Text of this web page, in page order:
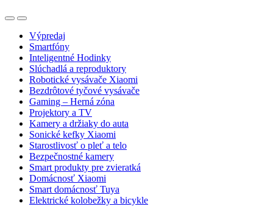
OpenClose
Výpredaj
Smartfóny
Inteligentné Hodinky
Slúchadlá a reproduktory
Robotické vysávače Xiaomi
Bezdrôtové tyčové vysávače
Gaming – Herná zóna
Projektory a TV
Kamery a držiaky do auta
Sonické kefky Xiaomi
Starostlivosť o pleť a telo
Bezpečnostné kamery
Smart produkty pre zvieratká
Domácnosť Xiaomi
Smart domácnosť Tuya
Elektrické kolobežky a bicykle